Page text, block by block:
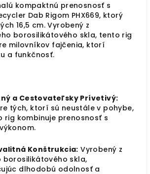
kompaktnú prenosnosť s
Dab Rigom PHX669, ktorý
16,5 cm. Vyrobený z
borosilikátového skla, tento rig
milovníkov fajčenia, ktorí
a funkčnosť.
a Cestovateľsky Prívetivý:
tých, ktorí sú neustále v pohybe,
rig kombinuje prenosnosť s
Konštrukcia: Vyrobený z
borosilikátového skla,
dlhodobú odolnosť a